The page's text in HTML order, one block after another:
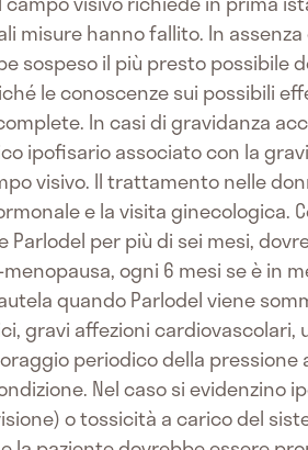
misure hanno fallito. In
sospeso il più presto
le conoscenze sui possibili
In casi di gravidanza
ipofisario associato con la
visivo. Il trattamento nelle
e la visita ginecologica.
per più di sei mesi,
ogni 6 mesi se è in
quando Parlodel viene
gravi affezioni
periodico della
Nel caso si
o tossicità a carico del